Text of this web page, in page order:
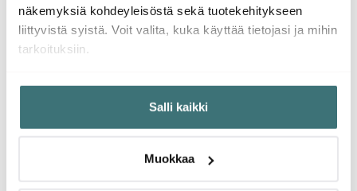
näkemyksiä kohdeyleisöstä sekä tuotekehitykseen
liittyvistä syistä. Voit valita, kuka käyttää tietojasi ja mihin
tarkoituksiin.
Jos sallit, haluamme myös tehdä seuraavia:
Kerätä tietoja maantieteellisestä sijainnistasi,
mahdollisesti muutaman metrin tarkkuudella
aktiivisesti (sormenjäljen muodostaminen)
Salli kaikki
Muokkaa
Saatat pitää myös näistä